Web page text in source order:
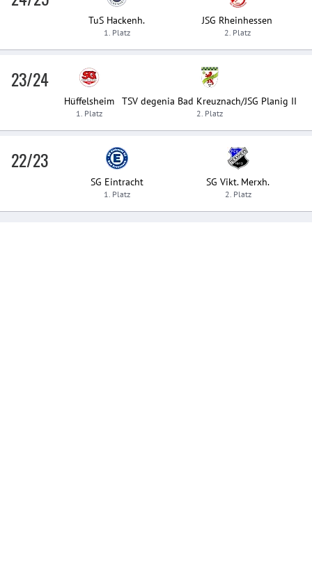
TuS Hackenh.
1. Platz
JSG Rheinhessen
2. Platz
23/24
Hüffelsheim
1. Platz
TSV degenia Bad Kreuznach/JSG Planig II
2. Platz
22/23
SG Eintracht
1. Platz
SG Vikt. Merxh.
2. Platz